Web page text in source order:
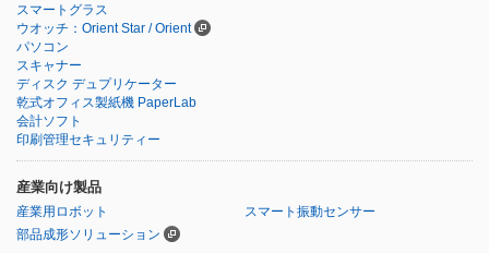
スマートグラス
ウオッチ：Orient Star / Orient
パソコン
スキャナー
ディスク デュプリケーター
乾式オフィス製紙機 PaperLab
会計ソフト
印刷管理セキュリティー
産業向け製品
産業用ロボット
スマート振動センサー
部品成形ソリューション